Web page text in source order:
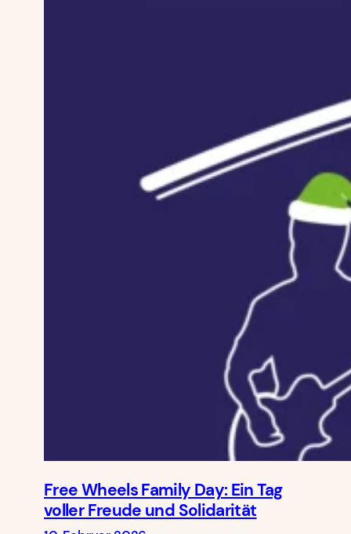
Free Wheels Family Day: Ein Tag
voller Freude und Solidarität